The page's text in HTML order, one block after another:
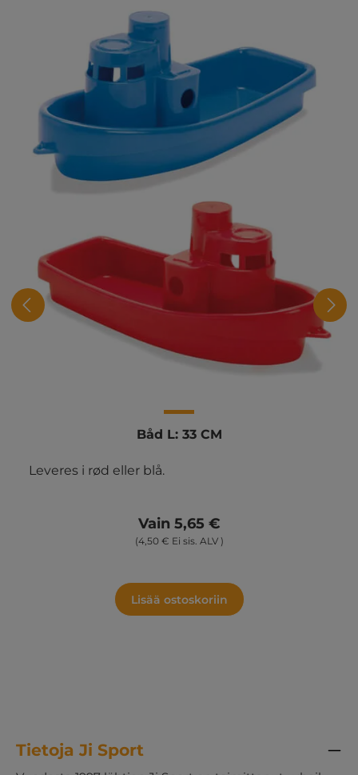
Båd L: 33 CM
Leveres i rød eller blå.
Vain 5,65 €
(4,50 € Ei sis. ALV )
Lisää ostoskoriin
Tietoja Ji Sport